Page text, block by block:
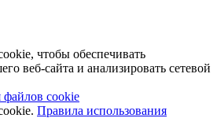
чтобы обеспечивать
веб-сайта и анализировать сетевой
файлов cookie
Правила использования